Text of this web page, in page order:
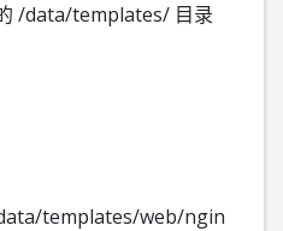
/data/templates/ 目录
templates/web/ngin